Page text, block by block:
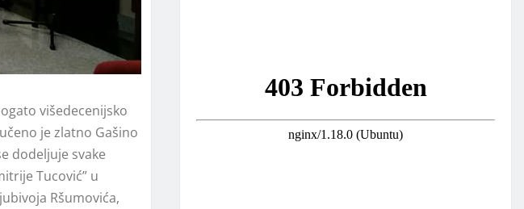
višedecenijsko
je zlatno Gašino
dodelјuje svake
Tucović” u
Ršumovića,